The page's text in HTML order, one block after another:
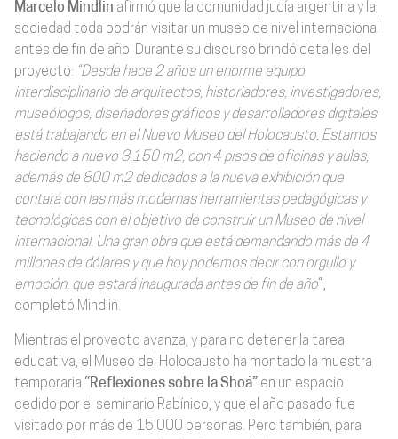
Marcelo Mindlin afirmó que la comunidad judía argentina y la
sociedad toda podrán visitar un museo de nivel internacional
antes de fin de año. Durante su discurso brindó detalles del
proyecto:
“Desde hace 2 años un enorme equipo
interdisciplinario de arquitectos, historiadores, investigadores,
museólogos, diseñadores gráficos y desarrolladores digitales
está trabajando en el Nuevo Museo del Holocausto. Estamos
haciendo a nuevo 3.150 m2, con 4 pisos de oficinas y aulas,
además de 800 m2 dedicados a la nueva exhibición que
contará con las más modernas herramientas pedagógicas y
tecnológicas con el objetivo de construir un Museo de nivel
internacional. Una gran obra que está demandando más de 4
millones de dólares y que hoy podemos decir con orgullo y
emoción, que estará inaugurada antes de fin de año “,
completó Mindlin.
Mientras el proyecto avanza, y para no detener la tarea
educativa, el Museo del Holocausto ha montado la muestra
temporaria “Reflexiones sobre la Shoá”
en un espacio
cedido por el seminario Rabínico, y que el año pasado fue
visitado por más de 15.000 personas. Pero también, para